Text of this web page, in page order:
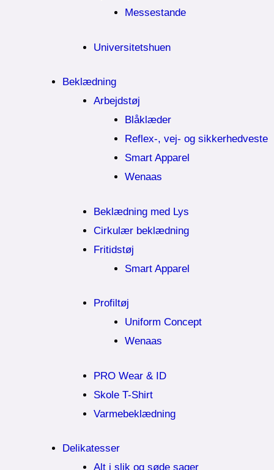
Messestande
Universitetshuen
Beklædning
Arbejdstøj
Blåklæder
Reflex-, vej- og sikkerhedveste
Smart Apparel
Wenaas
Beklædning med Lys
Cirkulær beklædning
Fritidstøj
Smart Apparel
Profiltøj
Uniform Concept
Wenaas
PRO Wear & ID
Skole T-Shirt
Varmebeklædning
Delikatesser
Alt i slik og søde sager